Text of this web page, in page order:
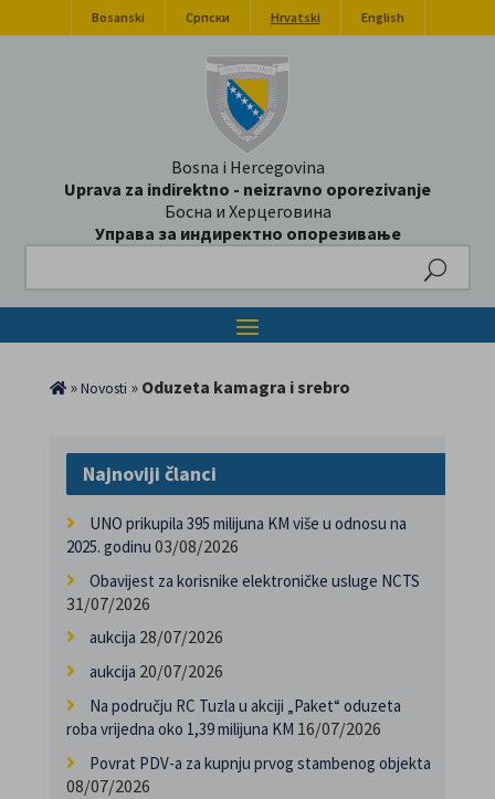
Bosanski Српски Hrvatski English
Bosna i Hercegovina
Uprava za indirektno - neizravno oporezivanje
Босна и Херцеговина
Управа за индиректно опорезивање
»Novosti » Oduzeta kamagra i srebro
Najnoviji članci
UNO prikupila 395 milijuna KM više u odnosu na
2025. godinu 03/08/2026
Obavijest za korisnike elektroničke usluge NCTS
31/07/2026
aukcija 28/07/2026
aukcija 20/07/2026
Na području RC Tuzla u akciji „Paket“ oduzeta
roba vrijedna oko 1,39 milijuna KM 16/07/2026
Povrat PDV-a za kupnju prvog stambenog objekta
08/07/2026